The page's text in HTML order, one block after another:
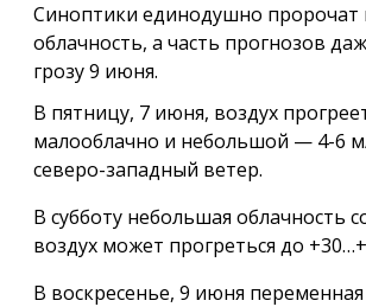
Синоптики единодушно
облачность, а часть прогнозов
грозу 9 июня.
В пятницу, 7 июня, воздух
малооблачно и небольшой — 4-6
северо-западный ветер.
В субботу небольшая облачность
воздух может прогреться до
В воскресенье, 9 июня